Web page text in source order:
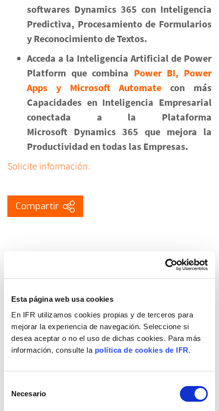
Esta página web usa cookies
En IFR utilizamos cookies propias y de terceros para
mejorar la experiencia de navegación. Seleccione si
desea aceptar o no el uso de dichas cookies. Para más
información, consulte la política de cookies de IFR.
Necesario
softwares Dynamics 365 con Inteligencia
Predictiva, Procesamiento de Formularios
y Reconocimiento de Textos.
Acceda a la Inteligencia Artificial de Power
Platform que combina Power BI, Power
Apps y Microsoft Automate con más
Capacidades en Inteligencia Empresarial
conectada a la Plataforma
Microsoft Dynamics 365 que mejora la
Productividad en todas las Empresas.
Solicite información.
LIBERA EL POTENCIAL EN GESTIÓN
FINANCIERA CON COPILOT FOR FINANCE.